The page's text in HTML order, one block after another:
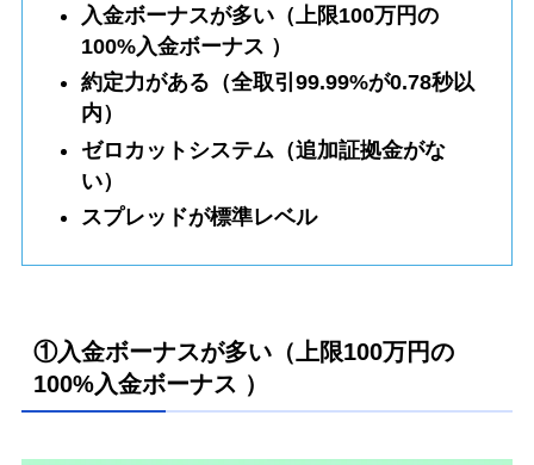
入金ボーナスが多い（上限100万円の
100%入金ボーナス ）
約定力がある（全取引99.99%が0.78秒以
内）
ゼロカットシステム（追加証拠金がな
い）
スプレッドが標準レベル
①入金ボーナスが多い（上限100万円の
100%入金ボーナス ）